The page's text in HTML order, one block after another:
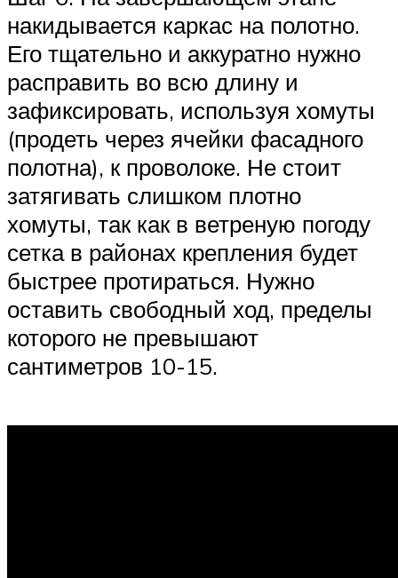
накидывается каркас на полотно.
Его тщательно и аккуратно нужно
расправить во всю длину и
зафиксировать, используя хомуты
(продеть через ячейки фасадного
полотна), к проволоке. Не стоит
затягивать слишком плотно
хомуты, так как в ветреную погоду
сетка в районах крепления будет
быстрее протираться. Нужно
оставить свободный ход, пределы
которого не превышают
сантиметров 10-15.